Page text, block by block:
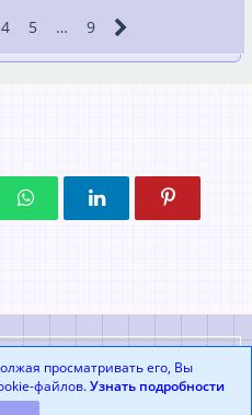
4 5 … 9
просматривать его, Вы
файлов.Узнать подробности